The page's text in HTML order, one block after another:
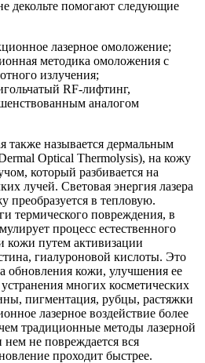
декольте помогают следующие
лазерное омоложение;
методика омоложения с
излучения;
RF-лифтинг,
аналогом
также называется дермальным
Optical Thermolysis), на кожу
который разбивается на
лучей. Световая энергия лазера
в тепловую.
термического повреждения, в
процесс естественного
кожи путем активизации
гиалуроновой кислоты. Это
обновления кожи, улучшения ее
многих косметических
пигментация, рубцы, растяжки
лазерное воздействие более
традиционные методы лазерной
нем не повреждается вся
проходит быстрее.